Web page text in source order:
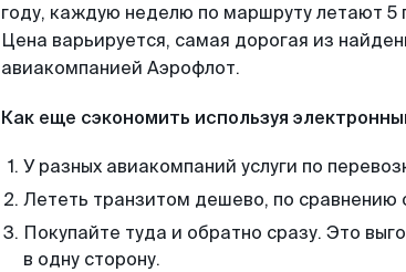
году, каждую неделю по маршруту летают 5
Цена варьируется, самая дорогая из
авиакомпанией Аэрофлот.
Как еще сэкономить используя
У разных авиакомпаний услуги по
Лететь транзитом дешево, по сравнению
Покупайте туда и обратно сразу. Это
в одну сторону.